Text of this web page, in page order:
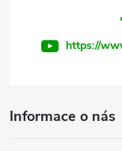
Informace o nás
https://